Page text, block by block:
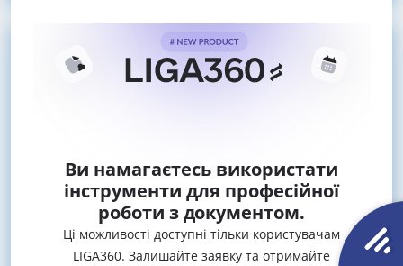
Ви намагаєтесь використати
інструменти для професійної
роботи з документом.
Ці можливості доступні тільки користувачам
LIGA360. Залишайте заявку та отримайте